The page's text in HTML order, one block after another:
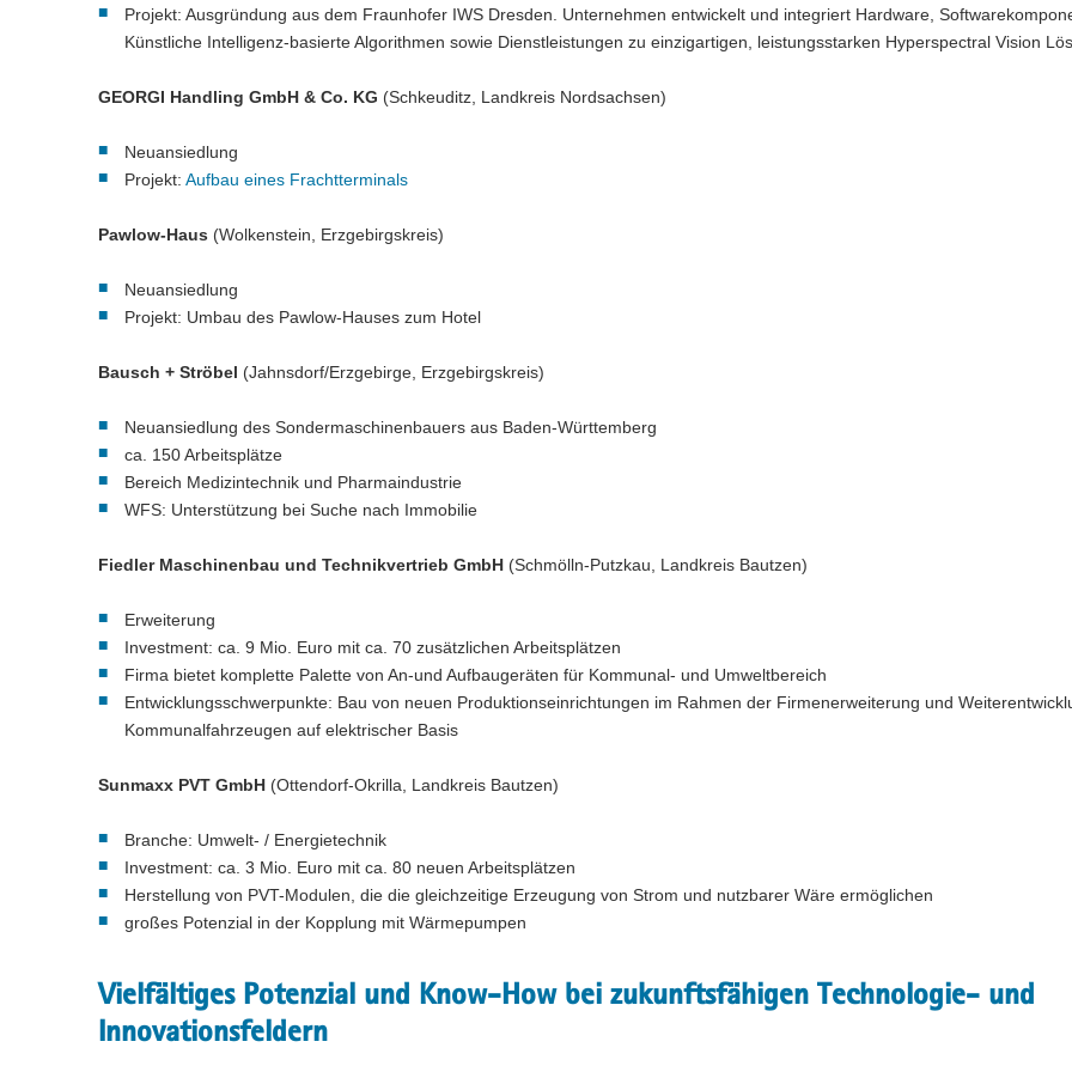
Projekt: Ausgründung aus dem Fraunhofer IWS Dresden. Unternehmen entwickelt und integriert Hardware,
Künstliche Intelligenz-basierte Algorithmen sowie Dienstleistungen zu einzigartigen, leistungsstarken Hyperspectral Vision
GEORGI Handling GmbH & Co. KG (Schkeuditz, Landkreis Nordsachsen)
Neuansiedlung
Projekt: Aufbau eines Frachtterminals
Pawlow-Haus (Wolkenstein, Erzgebirgskreis)
Neuansiedlung
Projekt: Umbau des Pawlow-Hauses zum Hotel
Bausch + Ströbel (Jahnsdorf/Erzgebirge, Erzgebirgskreis)
Neuansiedlung des Sondermaschinenbauers aus Baden-Württemberg
ca. 150 Arbeitsplätze
Bereich Medizintechnik und Pharmaindustrie
WFS: Unterstützung bei Suche nach Immobilie
Fiedler Maschinenbau und Technikvertrieb GmbH (Schmölln-Putzkau, Landkreis Bautzen)
Erweiterung
Investment: ca. 9 Mio. Euro mit ca. 70 zusätzlichen Arbeitsplätzen
Firma bietet komplette Palette von An-und Aufbaugeräten für Kommunal- und Umweltbereich
Entwicklungsschwerpunkte: Bau von neuen Produktionseinrichtungen im Rahmen der Firmenerweiterung und
Kommunalfahrzeugen auf elektrischer Basis
Sunmaxx PVT GmbH (Ottendorf-Okrilla, Landkreis Bautzen)
Branche: Umwelt- / Energietechnik
Investment: ca. 3 Mio. Euro mit ca. 80 neuen Arbeitsplätzen
Herstellung von PVT-Modulen, die die gleichzeitige Erzeugung von Strom und nutzbarer Wäre ermöglichen
großes Potenzial in der Kopplung mit Wärmepumpen
Vielfältiges Potenzial und Know-How bei zukunftsfähigen Technologie- und
Innovationsfeldern